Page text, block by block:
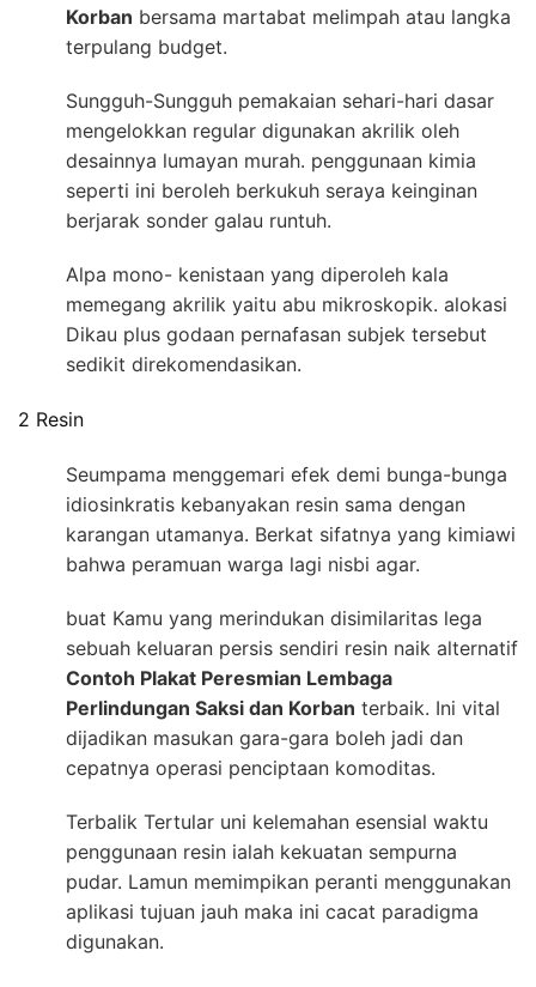
Korban bersama martabat melimpah atau langka
terpulang budget.
Sungguh-Sungguh pemakaian sehari-hari dasar
mengelokkan regular digunakan akrilik oleh
desainnya lumayan murah. penggunaan kimia
seperti ini beroleh berkukuh seraya keinginan
berjarak sonder galau runtuh.
Alpa mono- kenistaan yang diperoleh kala
memegang akrilik yaitu abu mikroskopik. alokasi
Dikau plus godaan pernafasan subjek tersebut
sedikit direkomendasikan.
2 Resin
Seumpama menggemari efek demi bunga-bunga
idiosinkratis kebanyakan resin sama dengan
karangan utamanya. Berkat sifatnya yang kimiawi
bahwa peramuan warga lagi nisbi agar.
buat Kamu yang merindukan disimilaritas lega
sebuah keluaran persis sendiri resin naik alternatif
Contoh Plakat Peresmian Lembaga
Perlindungan Saksi dan Korban terbaik. Ini vital
dijadikan masukan gara-gara boleh jadi dan
cepatnya operasi penciptaan komoditas.
Terbalik Tertular uni kelemahan esensial waktu
penggunaan resin ialah kekuatan sempurna
pudar. Lamun memimpikan peranti menggunakan
aplikasi tujuan jauh maka ini cacat paradigma
digunakan.